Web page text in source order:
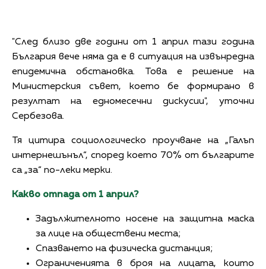
"След близо две години от 1 април тази година
България вече няма да е в ситуация на извънредна
епидемична обстановка. Това е решение на
Министерския съвет, което бе формирано в
резултат на едномесечни дискусии", уточни
Сербезова.
Тя цитира социологическо проучване на „Галъп
интернешънъл“, според което 70% от българите
са „за“ по-леки мерки.
Какво отпада от 1 април?
Задължителното носене на защитна маска
за лице на обществени места;
Спазването на физическа дистанция;
Ограниченията в броя на лицата, които